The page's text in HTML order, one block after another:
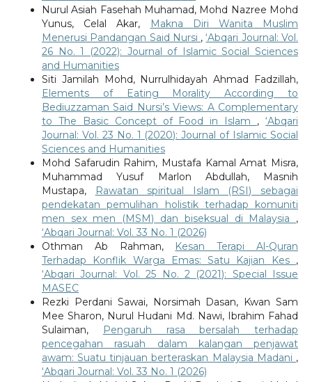
Nurul Asiah Fasehah Muhamad, Mohd Nazree Mohd
Yunus, Celal Akar,
Makna Diri Wanita Muslim
Menerusi Pandangan Said Nursi ,‘Abqari Journal: Vol.
26 No. 1 (2022): Journal of Islamic Social Sciences
and Humanities
Siti Jamilah Mohd, Nurrulhidayah Ahmad Fadzillah,
Elements of Eating Morality According to
Bediuzzaman Said Nursi’s Views: A Complementary
to The Basic Concept of Food in Islam ,‘Abqari
Journal: Vol. 23 No. 1 (2020): Journal of Islamic Social
Sciences and Humanities
Mohd Safarudin Rahim, Mustafa Kamal Amat Misra,
Muhammad Yusuf Marlon Abdullah, Masnih
Mustapa,
Rawatan spiritual Islam (RSI) sebagai
pendekatan pemulihan holistik terhadap komuniti
men sex men (MSM) dan biseksual di Malaysia ,
‘Abqari Journal: Vol. 33 No. 1 (2026)
Othman Ab Rahman, Kesan Terapi Al-Quran
Terhadap Konflik Warga Emas: Satu Kajian Kes ,
‘Abqari Journal: Vol. 25 No. 2 (2021): Special Issue
MASEC
Rezki Perdani Sawai, Norsimah Dasan, Kwan Sam
Mee Sharon, Nurul Hudani Md. Nawi, Ibrahim Fahad
Sulaiman,
Pengaruh rasa bersalah terhadap
pencegahan rasuah dalam kalangan penjawat
awam: Suatu tinjauan berteraskan Malaysia Madani ,
‘Abqari Journal: Vol. 33 No. 1 (2026)